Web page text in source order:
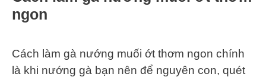
ngon
Cách làm gà nướng muối ớt thơm ngon chính
là khi nướng gà bạn nên để nguyên con, quét